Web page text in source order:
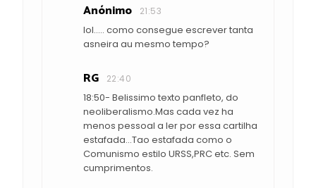
Anónimo 21:53
lol..... como consegue escrever tanta
asneira au mesmo tempo?
RG 22:40
18:50- Belissimo texto panfleto, do
neoliberalismo.Mas cada vez ha
menos pessoal a ler por essa cartilha
estafada...Tao estafada como o
Comunismo estilo URSS,PRC etc. Sem
cumprimentos.